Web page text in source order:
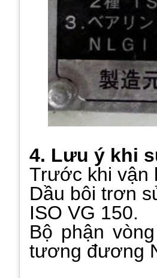
4. Lưu ý khi
Trước khi vận
Dầu bôi trơn
ISO VG 150.
Bộ phận
tương đương